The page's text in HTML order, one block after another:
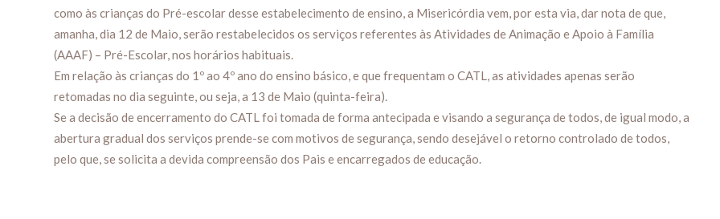
como às crianças do Pré-escolar desse estabelecimento de ensino, a Misericórdia vem, por esta via, dar nota de que,
amanha, dia 12 de Maio, serão restabelecidos os serviços referentes às Atividades de Animação e Apoio à Família
(AAAF) – Pré-Escolar, nos horários habituais.
Em relação às crianças do 1º ao 4º ano do ensino básico, e que frequentam o CATL, as atividades apenas serão
retomadas no dia seguinte, ou seja, a 13 de Maio (quinta-feira).
Se a decisão de encerramento do CATL foi tomada de forma antecipada e visando a segurança de todos, de igual modo, a
abertura gradual dos serviços prende-se com motivos de segurança, sendo desejável o retorno controlado de todos,
pelo que, se solicita a devida compreensão dos Pais e encarregados de educação.